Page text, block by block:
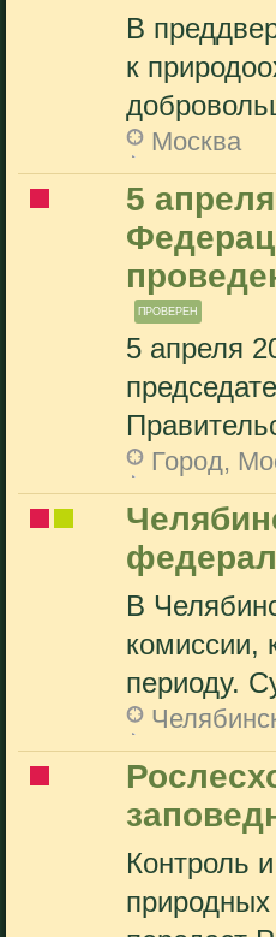
В
к
Москва
5
ПРОВЕРЕН
5 апреля
Город,
В
комиссии,
периоду.
Контроль